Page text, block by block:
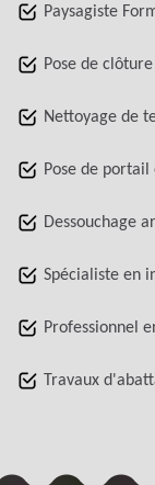
Paysagiste
Pose de
Nettoyage de
Pose de
Dessouchage
Spécialiste en
Professionnel
Travaux